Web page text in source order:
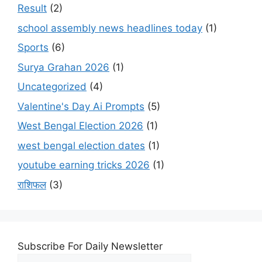
Result (2)
school assembly news headlines today (1)
Sports (6)
Surya Grahan 2026 (1)
Uncategorized (4)
Valentine's Day Ai Prompts (5)
West Bengal Election 2026 (1)
west bengal election dates (1)
youtube earning tricks 2026 (1)
राशिफल(3)
Subscribe For Daily Newsletter